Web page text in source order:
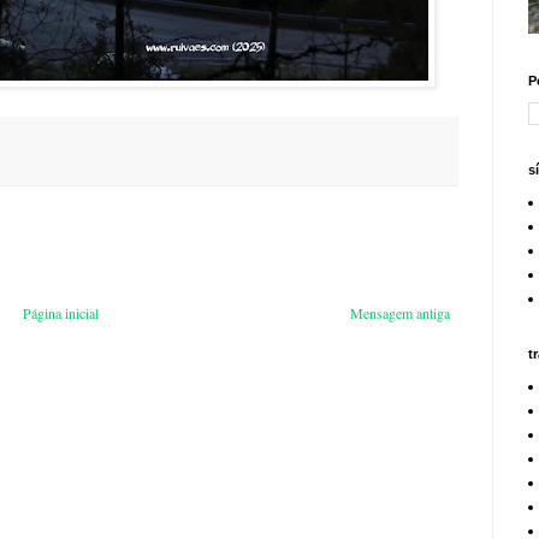
Mensagem antiga
Página inicial